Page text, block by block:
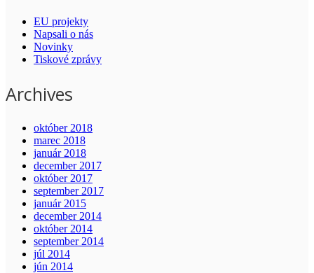
EU projekty
Napsali o nás
Novinky
Tiskové zprávy
Archives
október 2018
marec 2018
január 2018
december 2017
október 2017
september 2017
január 2015
december 2014
október 2014
september 2014
júl 2014
jún 2014